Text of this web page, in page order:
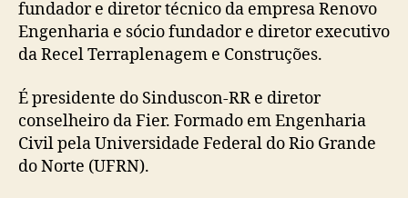
fundador e diretor técnico da empresa Renovo
Engenharia e sócio fundador e diretor executivo
da Recel Terraplenagem e Construções.
É presidente do Sinduscon-RR e diretor
conselheiro da Fier. Formado em Engenharia
Civil pela Universidade Federal do Rio Grande
do Norte (UFRN).